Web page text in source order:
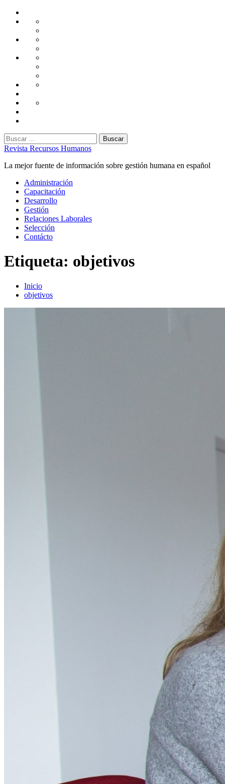
Saltar
Administración
Capacitación
Desarrollo
Gestión
Laborales
Selección
Buscar:
Revista Recursos Humanos
La mejor fuente de información sobre gestión humana en español
Menú
principal
Administración
Capacitación
Desarrollo
Gestión
Relaciones Laborales
Selección
Contácto
Etiqueta: objetivos
Inicio
objetivos